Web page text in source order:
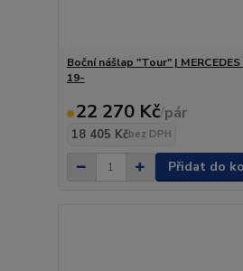
Boční nášlap "Tour" |
19-
22 270 Kč/pár
18 405 Kčbez DPH
Přidat do